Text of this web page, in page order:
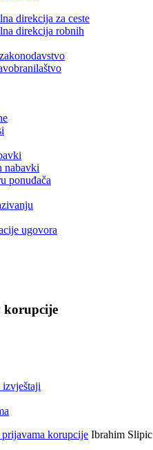
direkcija za ceste
direkcija robnih
nabavki
ponuđača
ugovora
korupcije
korupcije Ibrahim Slipic